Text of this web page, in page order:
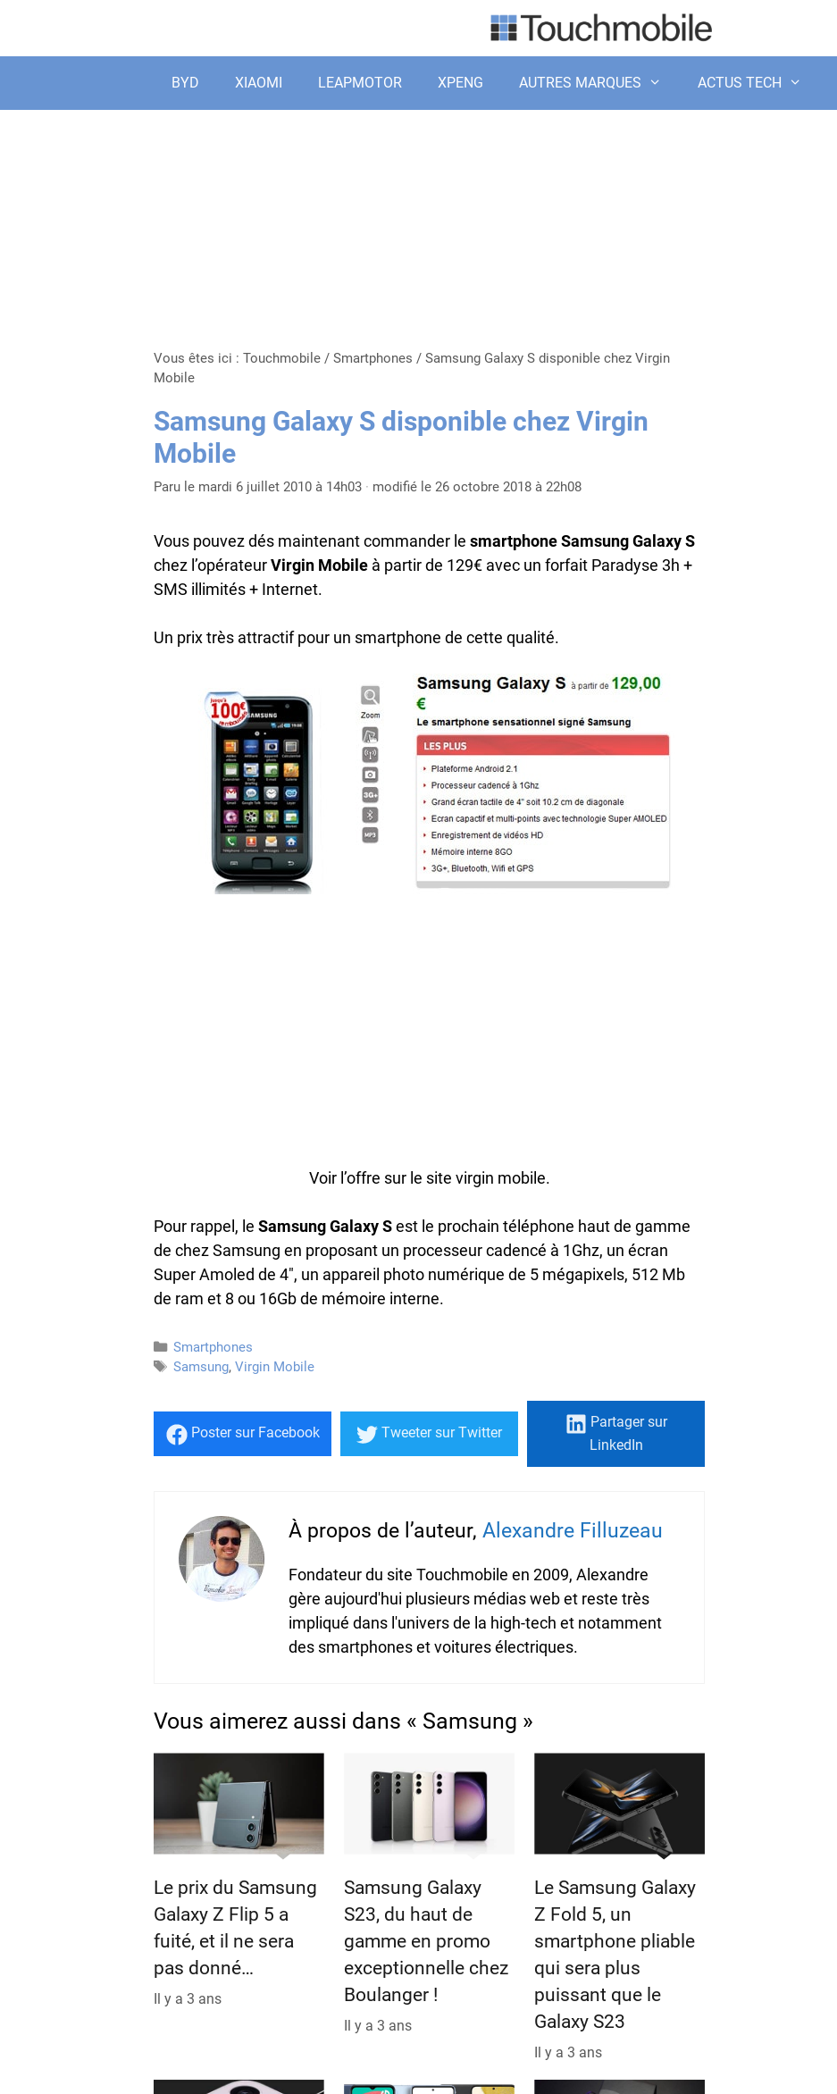
contenu
BYD XIAOMI LEAPMOTOR XPENG AUTRES MARQUES ACTUS TECH
Vous êtes ici : Touchmobile / Smartphones / Samsung Galaxy S disponible chez Virgin
Mobile
Samsung Galaxy S disponible chez Virgin
Mobile
Paru le mardi 6 juillet 2010 à 14h03 · modifié le 26 octobre 2018 à 22h08
Vous pouvez dés maintenant commander le smartphone Samsung Galaxy S
chez l’opérateurVirgin Mobile à partir de 129€ avec un forfait Paradyse 3h +
SMS illimités + Internet.
Un prix très attractif pour un smartphone de cette qualité.
Voir l’offre sur le site virgin mobile.
Pour rappel, le Samsung Galaxy Sest le prochain téléphone haut de gamme
de chez Samsung en proposant un processeur cadencé à 1Ghz, un écran
Super Amoled de 4″, un appareil photo numérique de 5 mégapixels, 512 Mb
de ram et 8 ou 16Gb de mémoire interne.
Catégories
Smartphones
Étiquettes
Samsung,Virgin Mobile
Postersur Facebook Tweetersur Twitter
Partagersur
LinkedIn
À propos de l’auteur, Alexandre Filluzeau
Fondateur du site Touchmobile en 2009, Alexandre
gère aujourd'hui plusieurs médias web et reste très
impliqué dans l'univers de la high-tech et notamment
des smartphones et voitures électriques.
Vous aimerez aussi dans « Samsung »
Le prix du Samsung
Galaxy Z Flip 5 a
fuité, et il ne sera
pas donné…
Il y a 3 ans
Samsung Galaxy
S23, du haut de
gamme en promo
exceptionnelle chez
Boulanger !
Il y a 3 ans
Le Samsung Galaxy
Z Fold 5, un
smartphone pliable
qui sera plus
puissant que le
Galaxy S23
Il y a 3 ans